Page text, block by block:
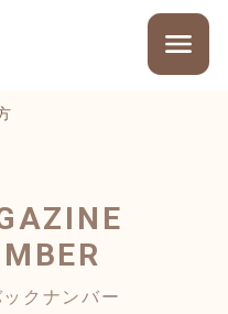
クナンバー